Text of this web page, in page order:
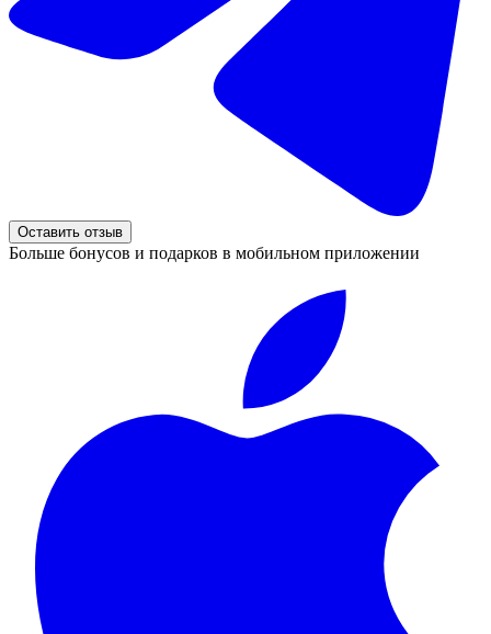
Оставить отзыв
Больше бонусов и подарков в мобильном приложении